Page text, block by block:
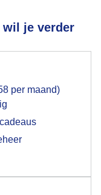
wil je verder
per maand)
voor het
hebt gegeven,
browser waarin